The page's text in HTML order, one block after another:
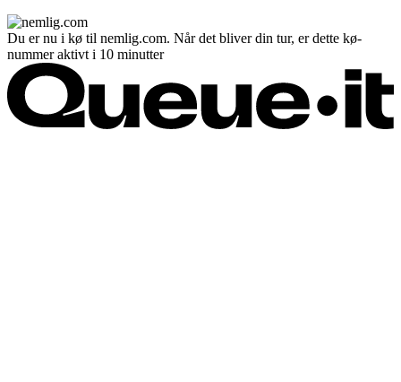
Du er nu i kø til nemlig.com. Når det bliver din tur, er dette kø-
nummer aktivt i 10 minutter